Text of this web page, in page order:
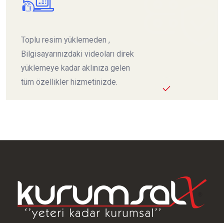
Toplu resim yüklemeden ,
Bilgisayarınızdaki videoları direk
yüklemeye kadar aklınıza gelen
tüm özellikler hizmetinizde.